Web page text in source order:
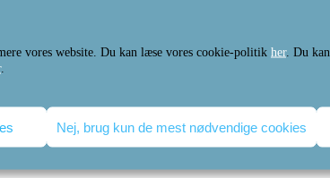
vores website. Du kan læse vores cookie-politik her. Du
.
Nej, brug kun de mest nødvendige cookies
nr. 2 inkl. styrkeglas til halv pris! Det kan være solbriller
skal have et par nye briller ved siden af.
samtidig med det første brillekøb. Rabatten fratrækkes ved